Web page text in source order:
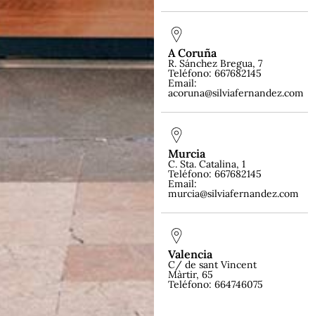
A Coruña
R. Sánchez Bregua, 7
Teléfono: 667682145
Email:
acoruna@silviafernandez.com
Murcia
C. Sta. Catalina, 1
Teléfono: 667682145
Email:
murcia@silviafernandez.com
Valencia
C/ de sant Vincent
Màrtir, 65
Teléfono: 664746075